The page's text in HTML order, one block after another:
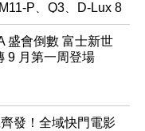
P、Q3、D-Lux 8
裝
盛會倒數 富士新世
9 月第一周登場
發！全域快門電影